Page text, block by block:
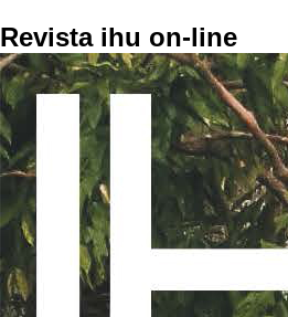
Revista ihu on-line